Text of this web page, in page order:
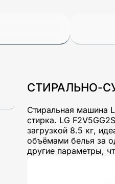
СТИРАЛЬНО-
Стиральная машина
стирка. LG
загрузкой 8.5 кг,
объёмами белья за
другие параметры,